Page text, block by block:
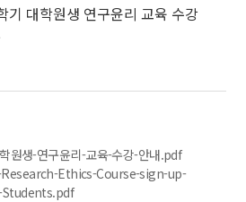
대학원생 연구윤리 교육 수강
원생-연구윤리-교육-수강-안내.pdf
Ethics-Course-sign-up-